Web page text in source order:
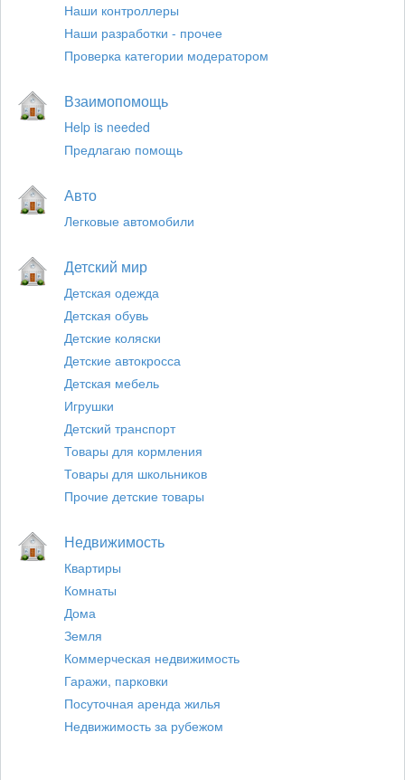
Наши контроллеры
Наши разработки - прочее
Проверка категории модератором
Взаимопомощь
Help is needed
Предлагаю помощь
Авто
Легковые автомобили
Детский мир
Детская одежда
Детская обувь
Детские коляски
Детские автокросса
Детская мебель
Игрушки
Детский транспорт
Товары для кормления
Товары для школьников
Прочие детские товары
Недвижимость
Квартиры
Комнаты
Дома
Земля
Коммерческая недвижимость
Гаражи, парковки
Посуточная аренда жилья
Недвижимость за рубежом